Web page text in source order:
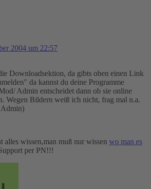
2004 um 22:57
Downloadsektion, da gibts oben einen Link
da kannst du deine Programme
Admin entscheidet dann ob sie online
Wegen Bildern weiß ich nicht, frag mal n.a.
alles wissen,man muß nur wissen wo man es
per PN!!!